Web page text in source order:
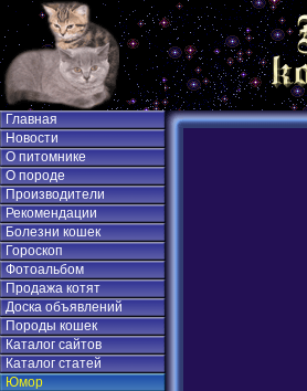
Главная
Новости
О питомнике
О породе
Производители
Рекомендации
Болезни кошек
Гороскоп
Фотоальбом
Продажа котят
Доска объявлений
Породы кошек
Каталог сайтов
Каталог статей
Юмор